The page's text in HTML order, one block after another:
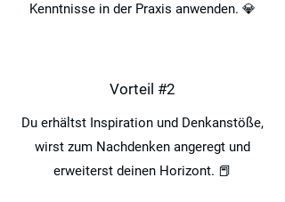
Kenntnisse in der Praxis anwenden. 💎
Vorteil #2
Du erhältst Inspiration und Denkanstöße,
wirst zum Nachdenken angeregt und
erweiterst deinen Horizont. 📕